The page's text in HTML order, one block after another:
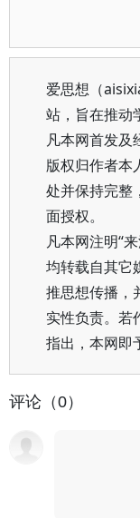
爱思想（
站，旨在推动
凡本网首发及
版权归作者本
处并保持完整
面授权。
凡本网注明“
均转载自其它
推思想传播，
实性负责。若
指出，本网即
评论（0）